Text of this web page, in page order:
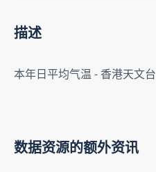
描述
本年日平均气温 - 香港天文台
数据资源的额外资讯